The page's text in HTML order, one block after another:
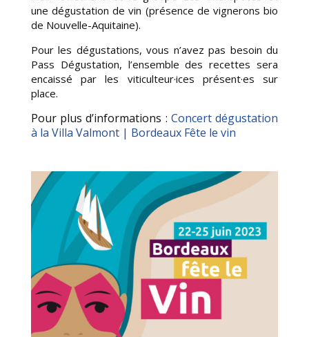
une dégustation de vin (présence de vignerons bio
de Nouvelle-Aquitaine).
Pour les dégustations, vous n’avez pas besoin du
Pass Dégustation, l’ensemble des recettes sera
encaissé par les viticulteur·ices présent·es sur
place.
Pour plus d’informations : Concert dégustation
à la Villa Valmont | Bordeaux Fête le vin